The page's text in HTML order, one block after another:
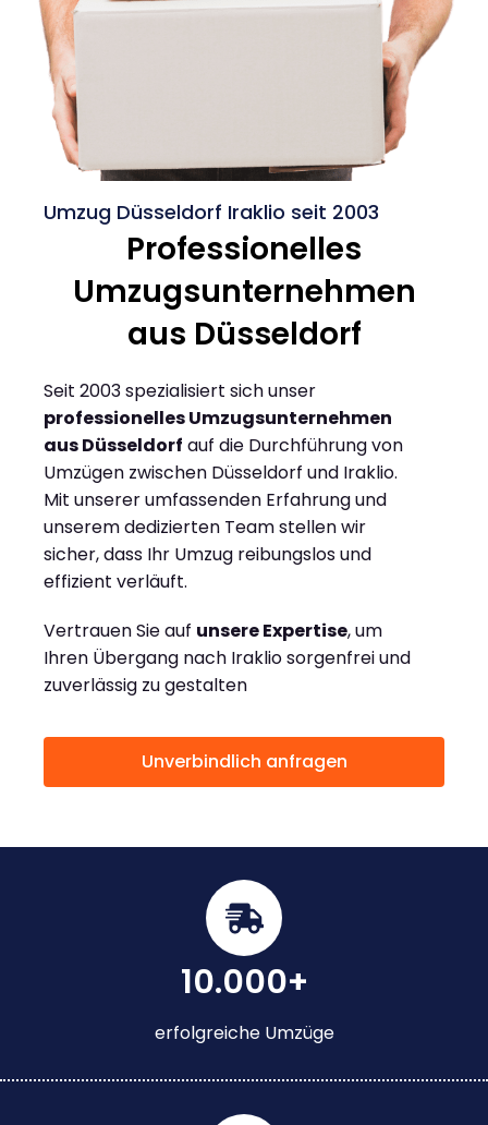
Umzug Düsseldorf Iraklio seit 2003
Professionelles
Umzugsunternehmen
aus Düsseldorf
Seit 2003 spezialisiert sich unser
professionelles Umzugsunternehmen
aus Düsseldorf auf die Durchführung von
Umzügen zwischen Düsseldorf und Iraklio.
Mit unserer umfassenden Erfahrung und
unserem dedizierten Team stellen wir
sicher, dass Ihr Umzug reibungslos und
effizient verläuft.
Vertrauen Sie auf unsere Expertise, um
Ihren Übergang nach Iraklio sorgenfrei und
zuverlässig zu gestalten
Unverbindlich anfragen
10.000+
erfolgreiche Umzüge